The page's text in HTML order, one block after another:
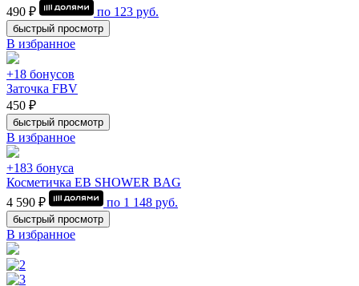
490 ₽
по 123 руб.
быстрый просмотр
В избранное
+18 бонусов
Заточка FBV
450 ₽
быстрый просмотр
В избранное
+183 бонуса
Косметичка EB SHOWER BAG
4 590 ₽
по 1 148 руб.
быстрый просмотр
В избранное